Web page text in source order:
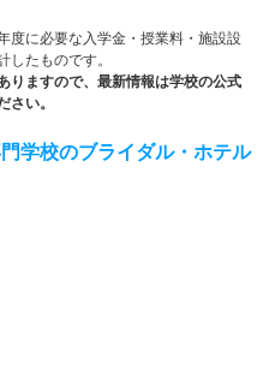
度に必要な入学金・授業料・施設設
したものです。
りますので、最新情報は学校の公式
さい。
学校のブライダル・ホテル